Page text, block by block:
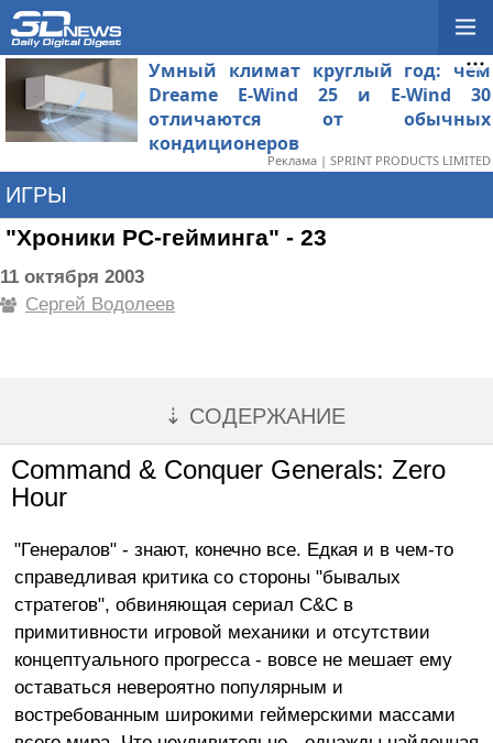
Умный климат круглый год: чем
Dreame E-Wind 25 и E-Wind 30
отличаются от обычных
кондиционеров
Реклама | SPRINT PRODUCTS LIMITED
ИГРЫ
"Хроники PC-гейминга" - 23
11 октября 2003
Сергей Водолеев
⇣ СОДЕРЖАНИЕ
Command & Conquer Generals: Zero
Hour
"Генералов" - знают, конечно все. Едкая и в чем-то
справедливая критика со стороны "бывалых
стратегов", обвиняющая сериал С&C в
примитивности игровой механики и отсутствии
концептуального прогресса - вовсе не мешает ему
оставаться невероятно популярным и
востребованным широкими геймерскими массами